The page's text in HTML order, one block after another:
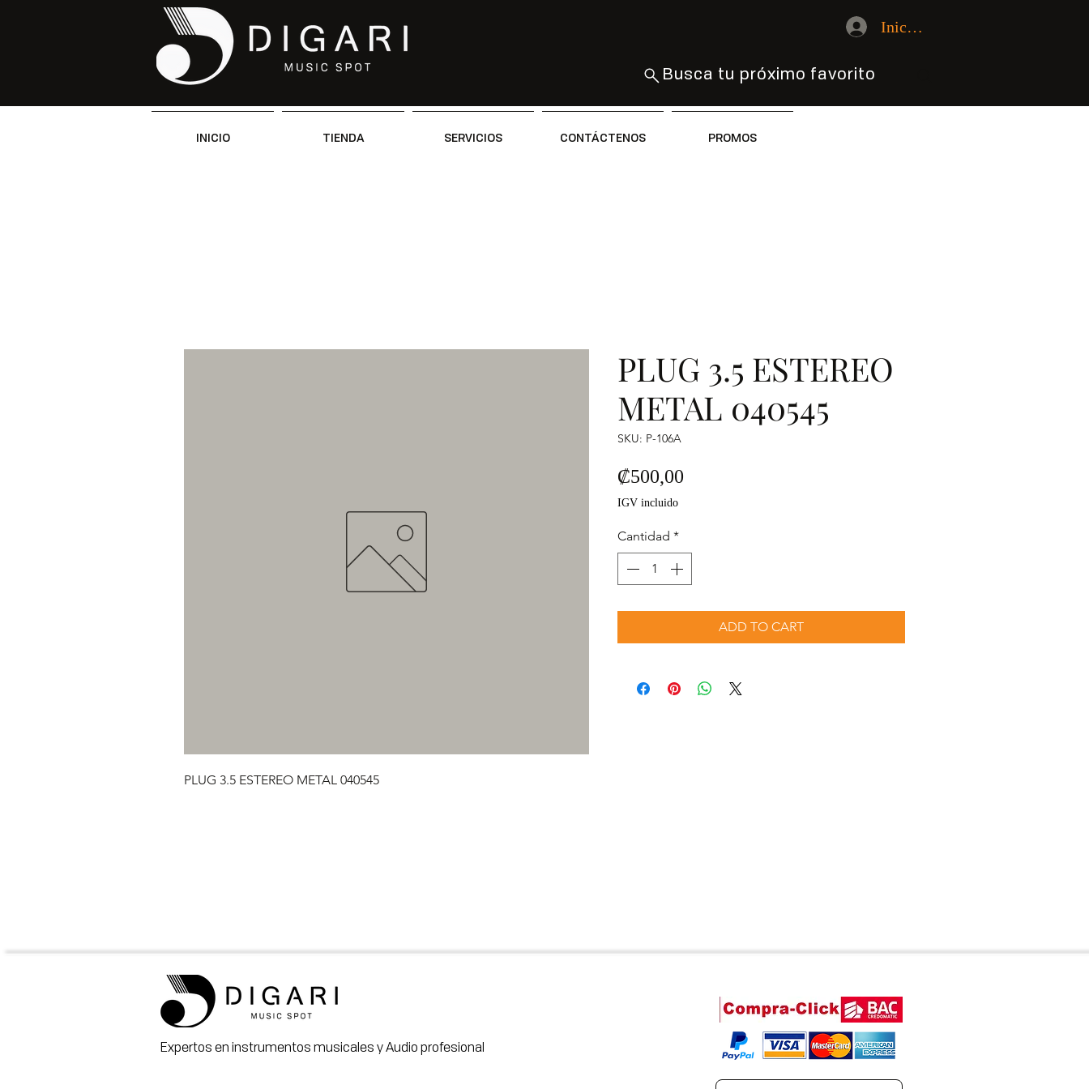
Iniciar sesión
Busca tu próximo favorito
INICIO TIENDA SERVICIOS CONTÁCTENOS PROMOS
PLUG 3.5 ESTEREO METAL 040545
PLUG 3.5 ESTEREO
METAL 040545
SKU: P-106A
₡500,00
IGV incluido
Cantidad *
ADD TO CART
Expertos en instrumentos musicales y Audio profesional